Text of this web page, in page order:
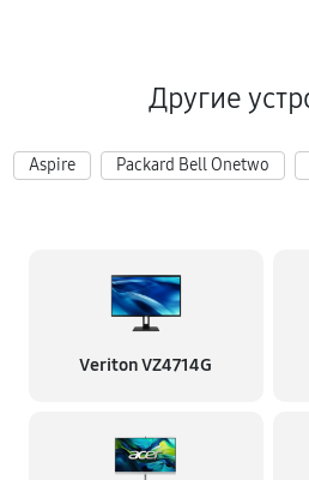
Другие
Aspire Packard Bell Onetwo
Veriton VZ4714G